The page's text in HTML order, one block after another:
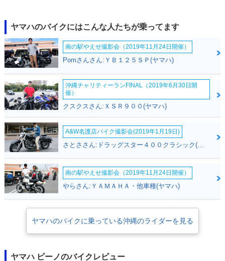
2017年 Vino DELU
XE・カラーチェンジ
2016年 Vino DELU
XE Navy Style・特
別・限定仕様
2016年 Vino DELU
XE Girl・カラーチェ
ンジ
2016年 Vino DELU
XE Boy
2016年 Vino DELU
XE
2015年 Vino DELU
XE Sweet Style・特
別・限定仕様
ヤマハのバイクにはこんな人たちが乗ってます
南の駅やえせ撮影会（2019年11月24日開催）
Pomさんさん:ＹＢ１２５ＳＰ(ヤマハ)
沖縄チャリティーランFINAL（2019年6月30日開
催）
クスクスさん:ＸＳＲ９００(ヤマハ)
A&W名護店バイク撮影会(2019年1月19日)
南の駅やえせ撮影会（2019年11月24日開催）
やらさん:ＹＡＭＡＨＡ・他車種(ヤマハ)
ヤマハのバイクに乗っている沖縄のライダーを見る
ヤマハ ビーノのバイクレビュー